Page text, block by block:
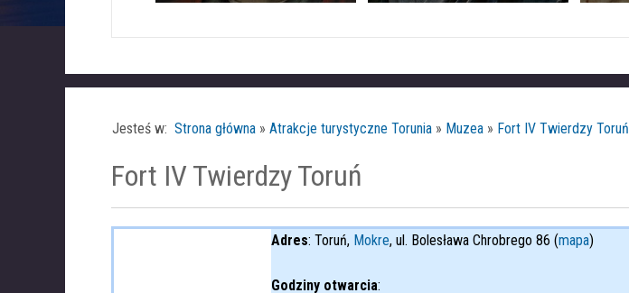
Jesteś w: Strona główna » Atrakcje turystyczne Torunia » Muzea » Fort IV Twierdzy Toruń
Fort IV Twierdzy Toruń
Adres: Toruń, Mokre, ul. Bolesława Chrobrego 86 (mapa)
Godziny otwarcia: